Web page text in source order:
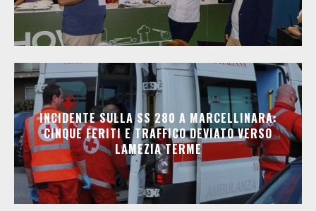
INCIDENTE SULLA SS 280 A MARCELLINARA:
CINQUE FERITI E TRAFFICO DEVIATO VERSO
LAMEZIA TERME